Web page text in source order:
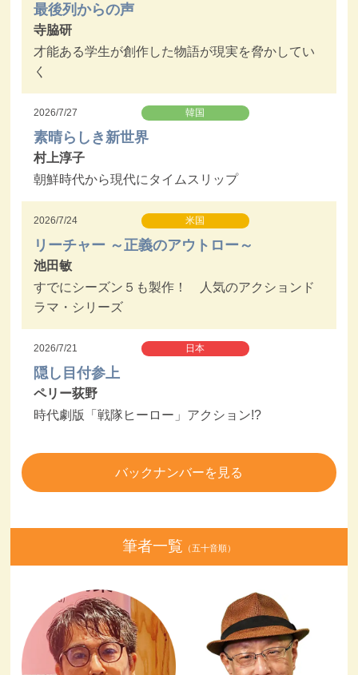
最後列からの声
寺脇研
才能ある学生が創作した物語が現実を脅かしてい
く
2026/7/27 韓国
素晴らしき新世界
村上淳子
朝鮮時代から現代にタイムスリップ
2026/7/24 米国
リーチャー ～正義のアウトロー～
池田敏
すでにシーズン５も製作！ 人気のアクションド
ラマ・シリーズ
2026/7/21 日本
隠し目付参上
ペリー荻野
時代劇版「戦隊ヒーロー」アクション!?
バックナンバーを見る
筆者一覧 （五十音順）